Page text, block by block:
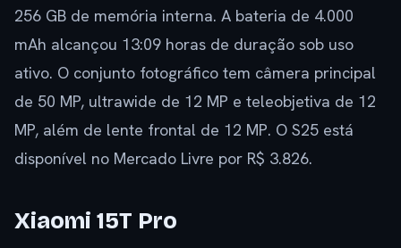
256 GB de memória interna. A bateria de 4.000
mAh alcançou 13:09 horas de duração sob uso
ativo. O conjunto fotográfico tem câmera principal
de 50 MP, ultrawide de 12 MP e teleobjetiva de 12
MP, além de lente frontal de 12 MP. O S25 está
disponível no Mercado Livre por R$ 3.826.
Xiaomi 15T Pro